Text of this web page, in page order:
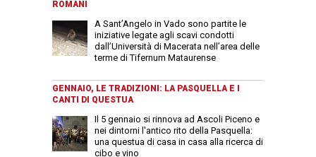
ROMANI
A Sant’Angelo in Vado sono partite le
iniziative legate agli scavi condotti
dall’Università di Macerata nell’area delle
terme di Tifernum Mataurense
GENNAIO, LE TRADIZIONI: LA PASQUELLA E I
CANTI DI QUESTUA
Il 5 gennaio si rinnova ad Ascoli Piceno e
nei dintorni l'antico rito della Pasquella:
una questua di casa in casa alla ricerca di
cibo e vino